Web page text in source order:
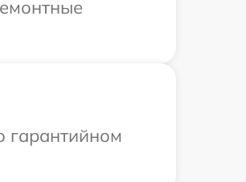
гарантийном